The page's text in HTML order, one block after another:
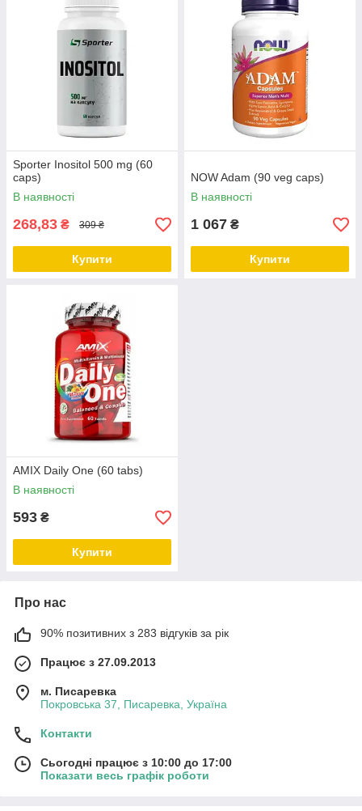
Sporter Inositol 500 mg (60
caps)
В наявності
268,83 ₴ 309 ₴
Купити
NOW Adam (90 veg caps)
В наявності
1 067 ₴
Купити
AMIX Daily One (60 tabs)
В наявності
593 ₴
Купити
Про нас
90% позитивних з 283 відгуків за рік
Працює з 27.09.2013
м. Писаревка
Покровська 37, Писаревка, Україна
Контакти
Сьогодні працює з 10:00 до 17:00
Показати весь графік роботи